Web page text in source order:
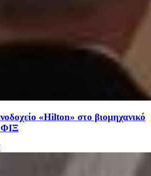
«Hilton» στο βιομηχανικό
ΦΙΞ